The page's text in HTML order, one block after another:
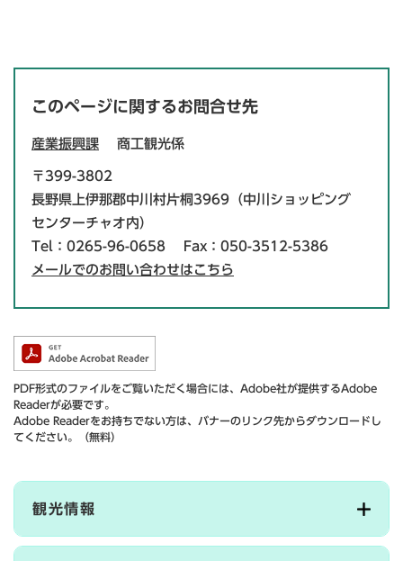
このページに関するお問合せ先
産業振興課 商工観光係
〒399-3802
長野県上伊那郡中川村片桐3969（中川ショッピング
センターチャオ内）
Tel：0265-96-0658
Fax：050-3512-5386
メールでのお問い合わせはこちら
PDF形式のファイルをご覧いただく場合には、Adobe社が提供するAdobe
Readerが必要です。
Adobe Readerをお持ちでない方は、バナーのリンク先からダウンロードし
てください。（無料）
観光情報